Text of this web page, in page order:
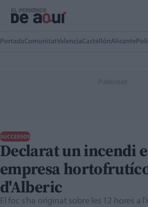
PortadaComunitatValenciaCastellónAlicante
SUCCESSOS
Declarat un incendi
empresa
d'Alberic
El foc s'ha originat sobre les 12 hores a